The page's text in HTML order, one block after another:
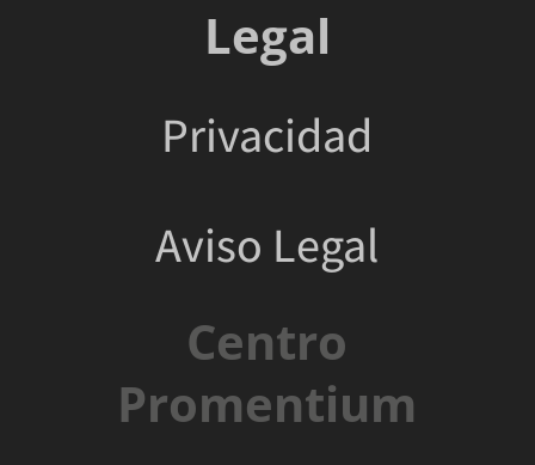
Legal
Privacidad
Aviso Legal
Centro
Promentium